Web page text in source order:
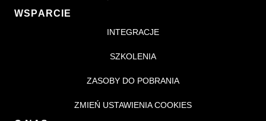
WSPARCIE
INTEGRACJE
SZKOLENIA
ZASOBY DO POBRANIA
ZMIEŃ USTAWIENIA COOKIES